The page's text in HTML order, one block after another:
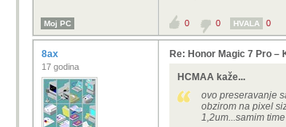
Moj PC 0 0 HVALA 0
8ax
17 godina
Re: Honor Magic 7 Pro
HCMAA kaže...
ovo preseravanje
obzirom na pixel
1,2um...samim